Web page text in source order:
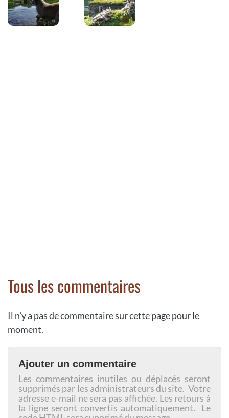
Tous les commentaires
Il n'y a pas de commentaire sur cette page pour le
moment.
Ajouter un commentaire
Les commentaires inutiles ou déplacés seront
supprimés par les administrateurs du site. Votre
adresse e-mail ne sera pas affichée. Les retours à
la ligne seront convertis automatiquement. Le